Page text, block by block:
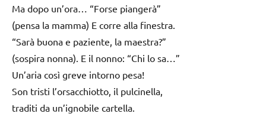
Ma dopo un’ora… “Forse piangerà”
(pensa la mamma) E corre alla finestra.
“Sarà buona e paziente, la maestra?”
(sospira nonna). E il nonno: “Chi lo sa…”
Un’aria così greve intorno pesa!
Son tristi l’orsacchiotto, il pulcinella,
traditi da un’ignobile cartella.